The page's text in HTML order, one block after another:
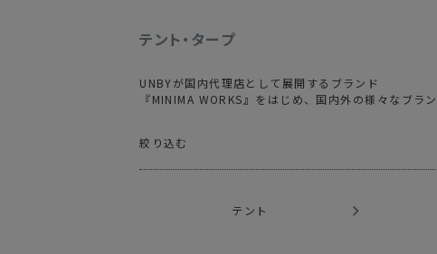
バッグ
リュック/バックパック
ショルダー/サコッシュ
アパレル
アウター
テント・タープ
UNBYが国内代理店として展開するブランド
『MINIMA WORKS』をはじめ、国内外の様々なブラ
テント